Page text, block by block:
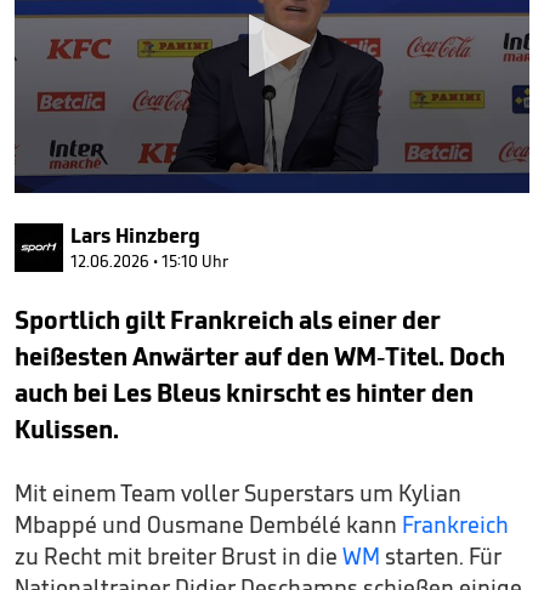
seconds
of
minute,
seconds
Lars Hinzberg
12.06.2026 • 15:10 Uhr
Sportlich gilt Frankreich als einer der
heißesten Anwärter auf den WM-Titel. Doch
auch bei Les Bleus knirscht es hinter den
Kulissen.
Mit einem Team voller Superstars um Kylian
Mbappé und Ousmane Dembélé kann Frankreich
zu Recht mit breiter Brust in die WM starten. Für